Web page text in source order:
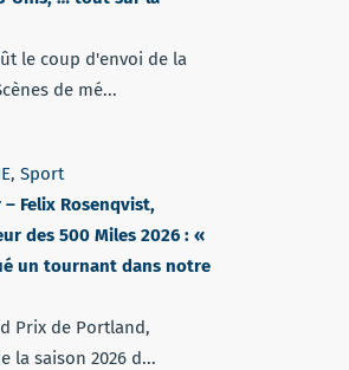
le coup d'envoi de la
de mé...
, Sport
– Felix Rosenqvist,
des 500 Miles 2026 : «
un tournant dans notre
Prix de Portland,
la saison 2026 d...